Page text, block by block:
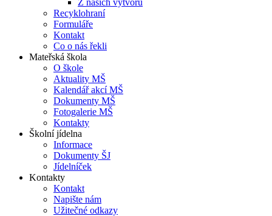
Recyklohraní
Formuláře
Kontakt
Co o nás řekli
Mateřská škola
O škole
Aktuality MŠ
Kalendář akcí MŠ
Dokumenty MŠ
Fotogalerie MŠ
Kontakty
Školní jídelna
Informace
Dokumenty ŠJ
Jídelníček
Kontakty
Kontakt
Napište nám
Užitečné odkazy